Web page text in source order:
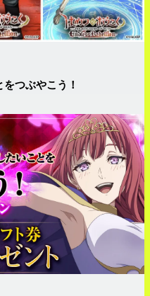
つぶやこう！